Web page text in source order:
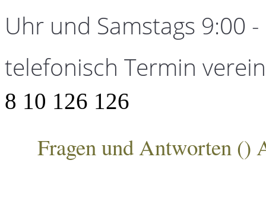
Uhr und Samstags 9:00
telefonisch Termin
8 10 126 126
Fragen und Antworten ()